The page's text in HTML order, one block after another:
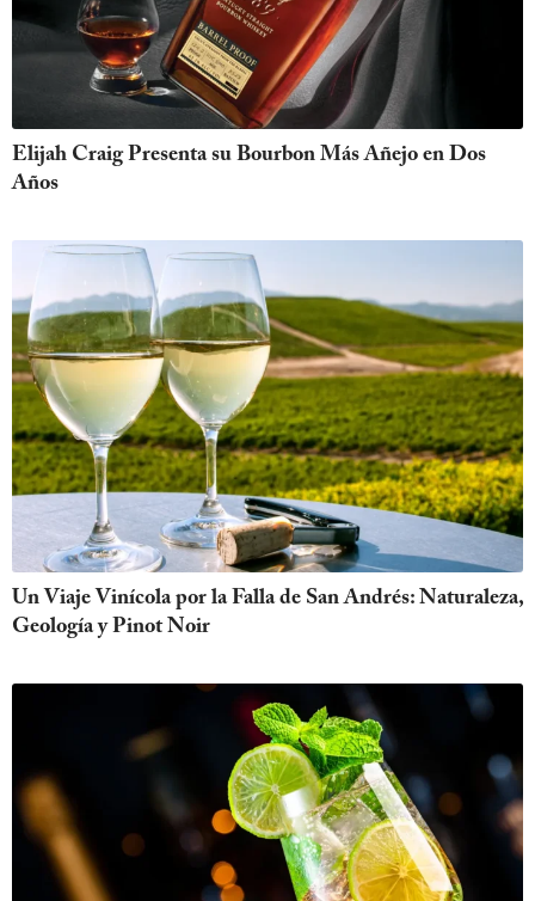
Elijah Craig Presenta su Bourbon Más Añejo en Dos
Años
Un Viaje Vinícola por la Falla de San Andrés: Naturaleza,
Geología y Pinot Noir